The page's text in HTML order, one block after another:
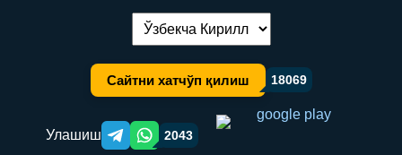
Тилни алмаштириш:
Сайтни хатчўп қилиш 18069
Улашиш Telegram orqali ulashish
WhatsApp orqali ulashish
2043